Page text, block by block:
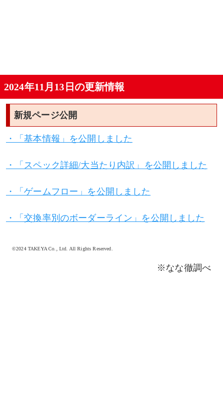
2024年11月13日の更新情報
新規ページ公開
・「基本情報」を公開しました
・「スペック詳細/大当たり内訳」を公開しました
・「ゲームフロー」を公開しました
・「交換率別のボーダーライン」を公開しました
©2024 TAKEYA Co., Ltd. All Rights Reserved.
※なな徹調べ